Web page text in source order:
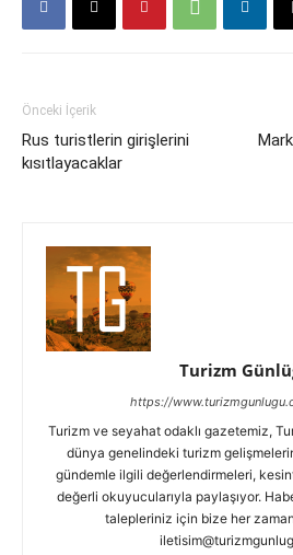
Önceki İçerik
Rus turistlerin girişlerini
kısıtlayacaklar
Turizm
https://
Turizm ve seyahat odaklı gazetemiz,
dünya genelindeki turizm
gündemle ilgili değerlendirmeleri,
değerli okuyucularıyla paylaşıyor.
talepleriniz için bize her